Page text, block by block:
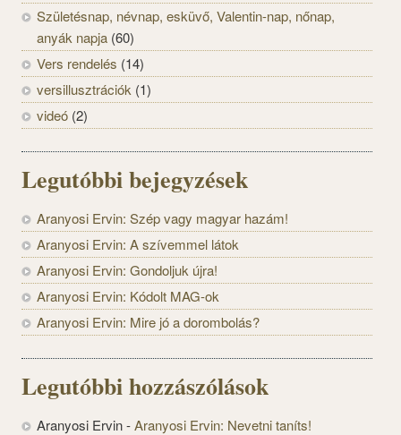
Születésnap, névnap, esküvő, Valentin-nap, nőnap,
anyák napja (60)
Vers rendelés (14)
versillusztrációk (1)
videó (2)
Legutóbbi bejegyzések
Aranyosi Ervin: Szép vagy magyar hazám!
Aranyosi Ervin: A szívemmel látok
Aranyosi Ervin: Gondoljuk újra!
Aranyosi Ervin: Kódolt MAG-ok
Aranyosi Ervin: Mire jó a dorombolás?
Legutóbbi hozzászólások
Aranyosi Ervin-Aranyosi Ervin: Nevetni taníts!